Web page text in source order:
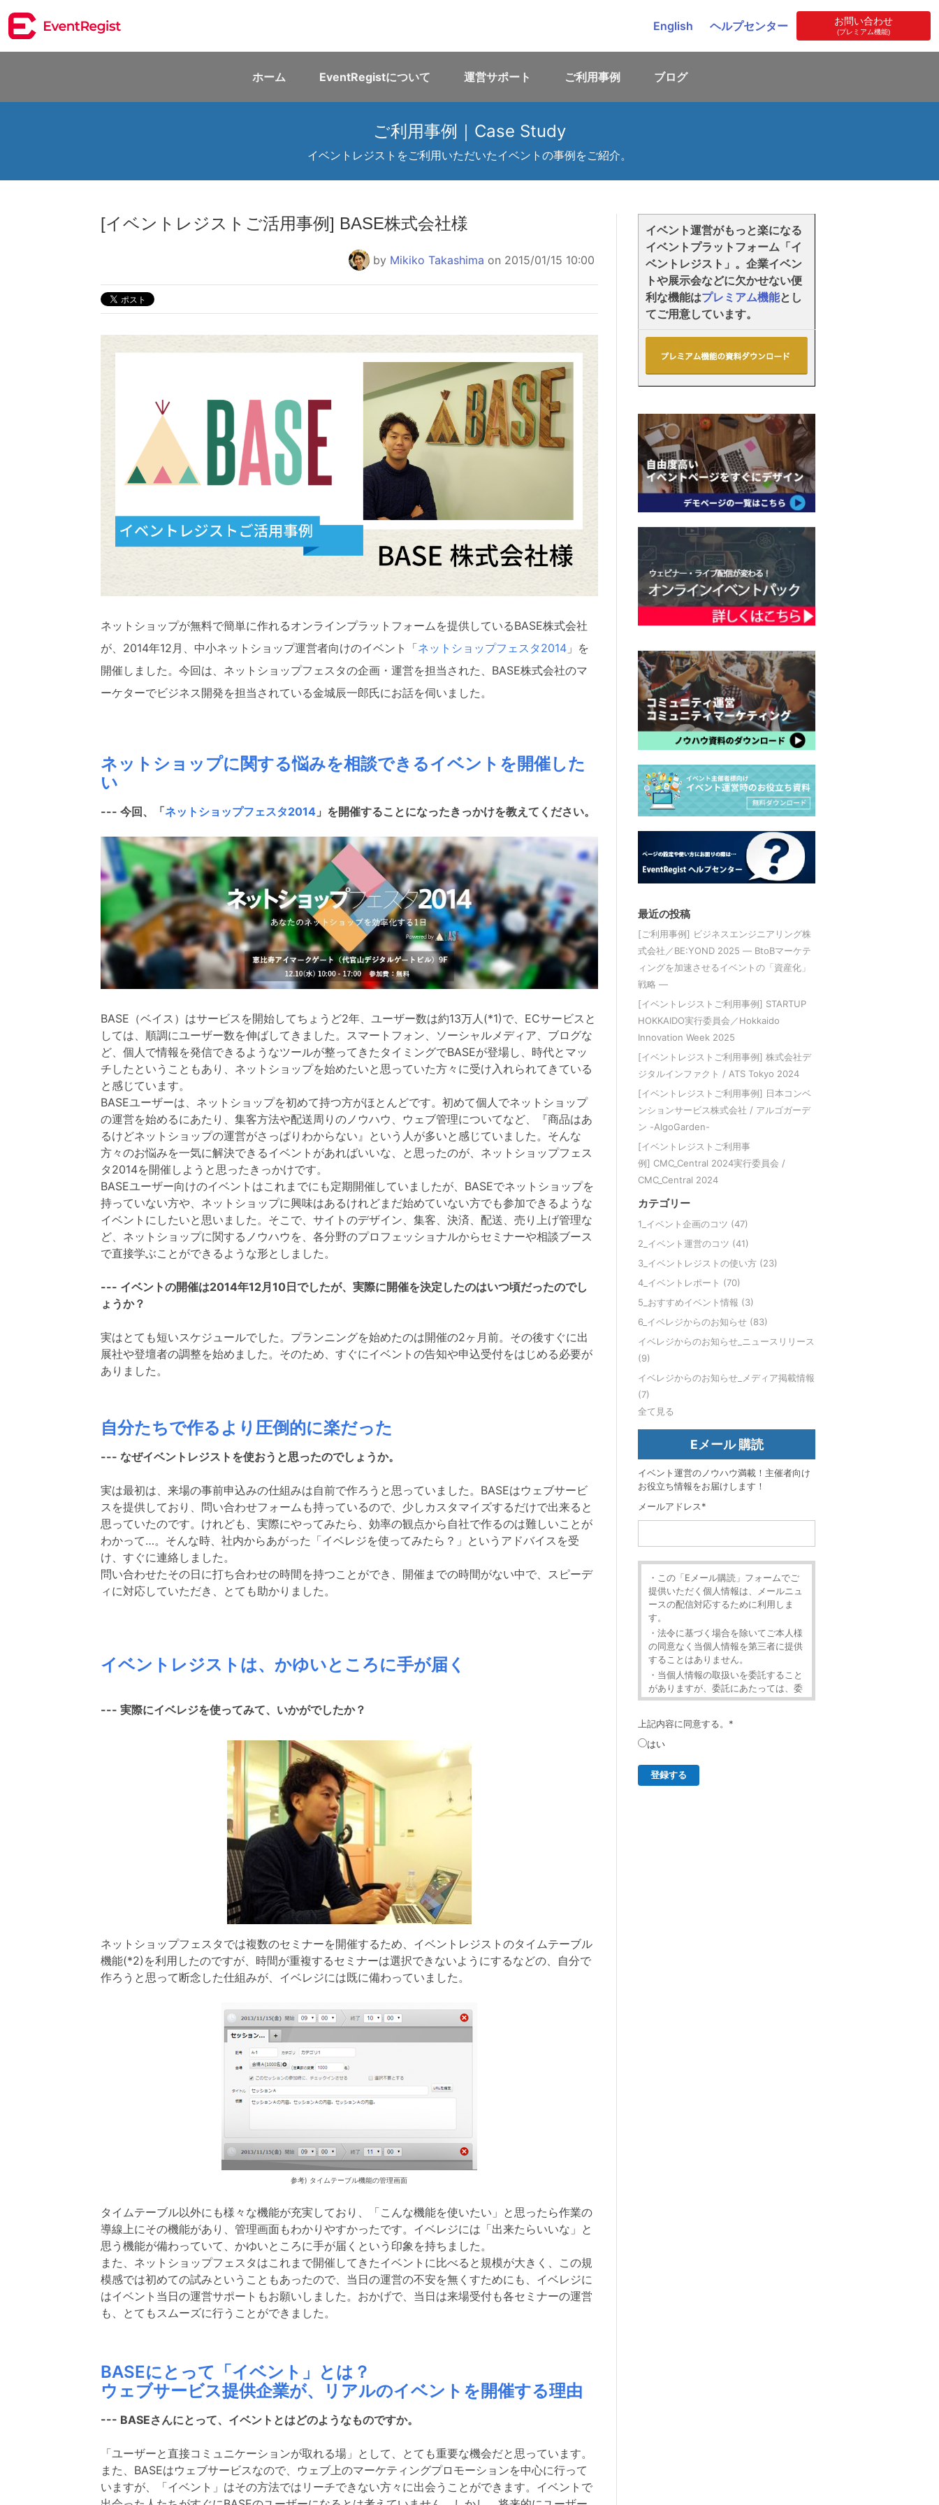
English ヘルプセンター お問い合わせ
(プレミアム機能)
ホーム EventRegistについて 運営サポート ご利用事例 ブログ
ご利用事例｜Case Study
イベントレジストをご利用いただいたイベントの事例をご紹介。
[イベントレジストご活用事例] BASE株式会社様
by Mikiko Takashima on 2015/01/15 10:00
ネットショップが無料で簡単に作れるオンラインプラットフォームを提供しているBASE株式会社
が、2014年12月、中小ネットショップ運営者向けのイベント「ネットショップフェスタ2014 」を
開催しました。 今回は、ネットショップフェスタの企画・運営を担当された、BASE株式会社のマ
ーケターでビジネス開発を担当されている金城辰一郎氏にお話を伺いました。
ネットショップに関する悩みを相談できるイベントを開催した
い
--- 今回、「ネットショップフェスタ2014 」を開催することになったきっかけを教えてください。
BASE（ベイス）はサービスを開始してちょうど2年、ユーザー数は約13万人(*1)で、ECサービスと
しては、順調にユーザー数を伸ばしてきました。スマートフォン、ソーシャルメディア、ブログな
ど、個人で情報を発信できるようなツールが整ってきたタイミングでBASEが登場し、時代とマッ
チしたということもあり、ネットショップを始めたいと思っていた方々に受け入れられてきている
と感じています。
BASEユーザーは、ネットショップを初めて持つ方がほとんどです。初めて個人でネットショップ
の運営を始めるにあたり、集客方法や配送周りのノウハウ、ウェブ管理についてなど、『商品はあ
るけどネットショップの運営がさっぱりわからない』という人が多いと感じていました。そんな
方々のお悩みを一気に解決できるイベントがあればいいな、と思ったのが、ネットショップフェス
タ2014を開催しようと思ったきっかけです。
BASEユーザー向けのイベントはこれまでにも定期開催していましたが、BASEでネットショップを
持っていない方や、ネットショップに興味はあるけれどまだ始めていない方でも参加できるような
イベントにしたいと思いました。そこで、サイトのデザイン、集客、決済、配送、売り上げ管理な
ど、ネットショップに関するノウハウを、各分野のプロフェッショナルからセミナーや相談ブース
で直接学ぶことができるような形としました。
--- イベントの開催は2014年12月10日でしたが、実際に開催を決定したのはいつ頃だったのでし
ょうか？
実はとても短いスケジュールでした。プランニングを始めたのは開催の2ヶ月前。その後すぐに出
展社や登壇者の調整を始めました。そのため、すぐにイベントの告知や申込受付をはじめる必要が
ありました。
自分たちで作るより圧倒的に楽だった
--- なぜイベントレジストを使おうと思ったのでしょうか。
実は最初は、来場の事前申込みの仕組みは自前で作ろうと思っていました。BASEはウェブサービ
スを提供しており、問い合わせフォームも持っているので、少しカスタマイズするだけで出来ると
思っていたのです。けれども、実際にやってみたら、効率の観点から自社で作るのは難しいことが
わかって…。そんな時、社内からあがった「イベレジを使ってみたら？」というアドバイスを受
け、すぐに連絡しました。
問い合わせたその日に打ち合わせの時間を持つことができ、開催までの時間がない中で、スピーデ
ィに対応していただき、とても助かりました。
イベントレジストは、かゆいところに手が届く
--- 実際にイベレジを使ってみて、いかがでしたか？
ネットショップフェスタでは複数のセミナーを開催するため、イベントレジストのタイムテーブル
機能(*2)を利用したのですが、時間が重複するセミナーは選択できないようにするなどの、自分で
作ろうと思って断念した仕組みが、イベレジには既に備わっていました。
参考) タイムテーブル機能の管理画面
タイムテーブル以外にも様々な機能が充実しており、「こんな機能を使いたい」と思ったら作業の
導線上にその機能があり、管理画面もわかりやすかったです。イベレジには「出来たらいいな」と
思う機能が備わっていて、かゆいところに手が届くという印象を持ちました。
また、ネットショップフェスタはこれまで開催してきたイベントに比べると規模が大きく、この規
模感では初めての試みということもあったので、当日の運営の不安を無くすためにも、イベレジに
はイベント当日の運営サポートもお願いしました。おかげで、当日は来場受付も各セミナーの運営
も、とてもスムーズに行うことができました。
BASEにとって「イベント」とは？
ウェブサービス提供企業が、リアルのイベントを開催する理由
--- BASEさんにとって、イベントとはどのようなものですか。
「ユーザーと直接コミュニケーションが取れる場」として、とても重要な機会だと思っています。
また、BASEはウェブサービスなので、ウェブ上のマーケティングプロモーションを中心に行って
いますが、「イベント」はその方法ではリーチできない方々に出会うことができます。イベントで
イベント運営がもっと楽になる
イベントプラットフォーム「イ
ベントレジスト」。企業イベン
トや展示会などに欠かせない便
利な機能はプレミアム機能とし
てご用意しています。
最近の投稿
[ご利用事例] ビジネスエンジニアリング株
式会社／BE:YOND 2025 ― BtoBマーケテ
ィングを加速させるイベントの「資産化」
戦略 ―
[イベントレジストご利用事例] STARTUP
HOKKAIDO実行委員会／Hokkaido
Innovation Week 2025
[イベントレジストご利用事例] 株式会社デ
ジタルインファクト / ATS Tokyo 2024
[イベントレジストご利用事例] 日本コンベ
ンションサービス株式会社 / アルゴガーデ
ン -AlgoGarden-
[イベントレジストご利用事
例] CMC_Central 2024実行委員会 /
CMC_Central 2024
カテゴリー
1_イベント企画のコツ (47)
2_イベント運営のコツ (41)
3_イベントレジストの使い方 (23)
4_イベントレポート (70)
5_おすすめイベント情報 (3)
6_イベレジからのお知らせ (83)
イベレジからのお知らせ_ニュースリリース
(9)
イベレジからのお知らせ_メディア掲載情報
(7)
全て見る
Eメール 購読
イベント運営のノウハウ満載！主催者向け
お役立ち情報をお届けします！
メールアドレス*
・この「Eメール購読」フォームでご
提供いただく個人情報は、メールニュ
ースの配信対応するために利用しま
す。
・法令に基づく場合を除いてご本人様
の同意なく当個人情報を第三者に提供
することはありません。
・当個人情報の取扱いを委託すること
がありますが、委託にあたっては、委
託先における個人情報の安全管理が図
適切な監督を行います。
・当個人情報の利用目的の通知、開
用の停止・消去および第三者への提供
の停止（「開示等」といいます。）を
上記内容に同意する。 *
はい